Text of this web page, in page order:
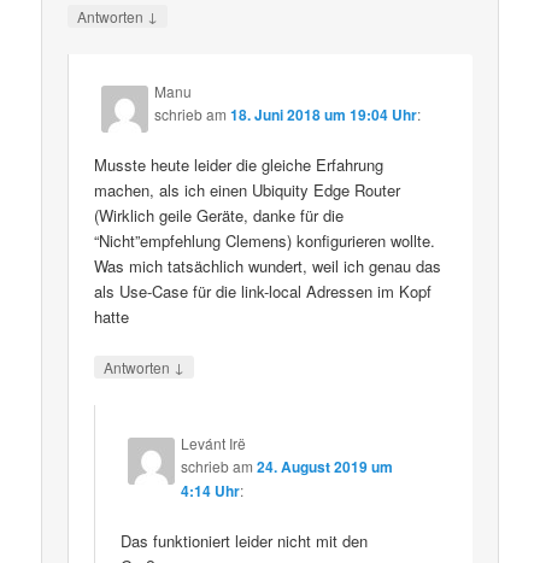
Antworten ↓
Manu
schriebam18. Juni 2018 um 19:04 Uhr:
Musste heute leider die gleiche Erfahrung
machen, als ich einen Ubiquity Edge Router
(Wirklich geile Geräte, danke für die
“Nicht”empfehlung Clemens) konfigurieren wollte.
Was mich tatsächlich wundert, weil ich genau das
als Use-Case für die link-local Adressen im Kopf
hatte
Antworten ↓
Levánt Irë
schriebam24. August 2019 um
4:14 Uhr:
Das funktioniert leider nicht mit den